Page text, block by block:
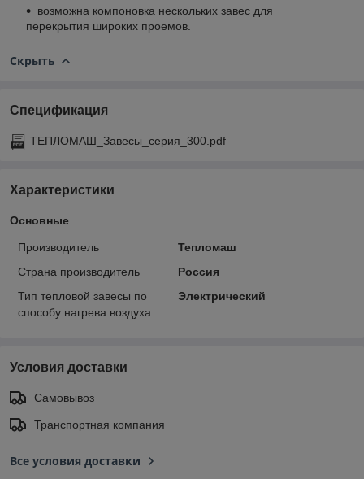
возможна компоновка нескольких завес для
перекрытия широких проемов.
Скрыть
Спецификация
ТЕПЛОМАШ_Завесы_серия_300.pdf
Характеристики
Основные
Производитель
Тепломаш
Страна производитель
Россия
Тип тепловой завесы по
способу нагрева воздуха
Электрический
Условия доставки
Самовывоз
Транспортная компания
Все условия доставки